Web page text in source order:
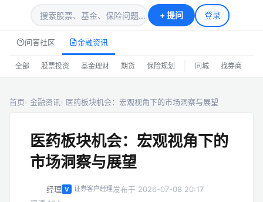
+提问 登录
问答社区 金融资讯
全部 股票投资 基金理财 期货 保险规划 同城 找券商
首页 金融资讯 医药板块机会：宏观视角下的市场洞察与展望
医药板块机会：宏观视角下的
市场洞察与展望
经理 V 证券客户经理发布于 2026-07-08 20:17